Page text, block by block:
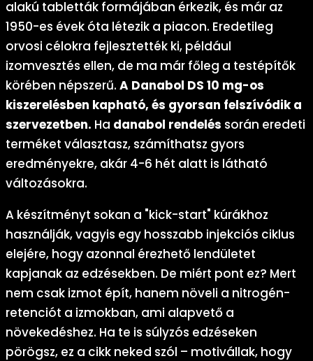
alakú tabletták formájában érkezik, és már az
1950-es évek óta létezik a piacon. Eredetileg
orvosi célokra fejlesztették ki, például
izomvesztés ellen, de ma már főleg a testépítők
körében népszerű. A Danabol DS 10 mg-os
kiszerelésben kapható, és gyorsan felszívódik a
szervezetben. Ha danabol rendelés során eredeti
terméket választasz, számíthatsz gyors
eredményekre, akár 4-6 hét alatt is látható
változásokra.
A készítményt sokan a "kick-start" kúrákhoz
használják, vagyis egy hosszabb injekciós ciklus
elejére, hogy azonnal érezhető lendületet
kapjanak az edzésekben. De miért pont ez? Mert
nem csak izmot épít, hanem növeli a nitrogén-
retenciót a izmokban, ami alapvető a
növekedéshez. Ha te is súlyzós edzéseken
pörögsz, ez a cikk neked szól – motivállak, hogy